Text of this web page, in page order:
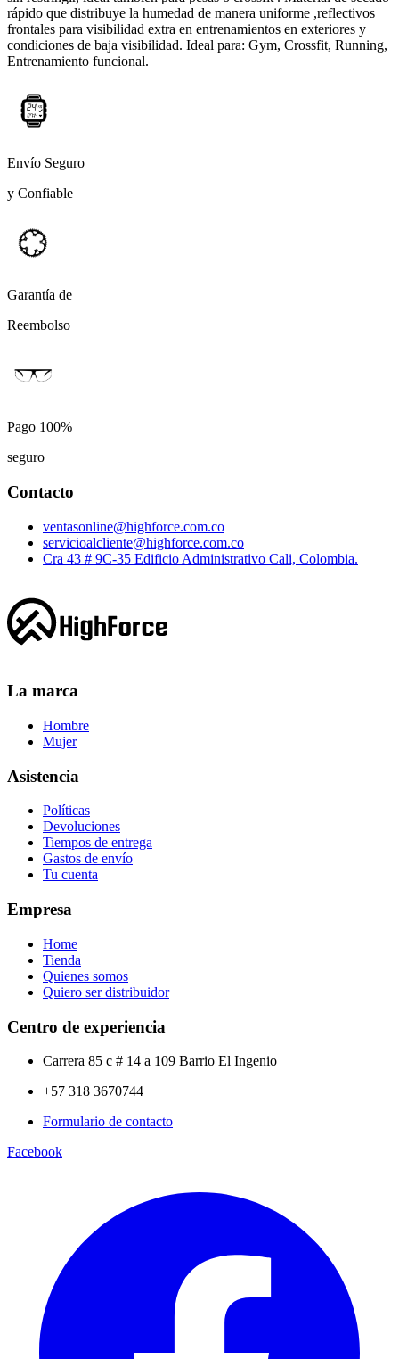
rápido que distribuye la humedad de manera uniforme ,reflectivos
frontales para visibilidad extra en entrenamientos en exteriores y
condiciones de baja visibilidad. Ideal para: Gym, Crossfit, Running,
Entrenamiento funcional.
Envío Seguro
y Confiable
Garantía de
Reembolso
Pago 100%
seguro
Contacto
ventasonline@highforce.com.co
servicioalcliente@highforce.com.co
Cra 43 # 9C-35 Edificio Administrativo Cali, Colombia.
La marca
Hombre
Mujer
Asistencia
Políticas
Devoluciones
Tiempos de entrega
Gastos de envío
Tu cuenta
Empresa
Home
Tienda
Quienes somos
Quiero ser distribuidor
Centro de experiencia
Carrera 85 c # 14 a 109 Barrio El Ingenio
+57 318 3670744
Formulario de contacto
Facebook